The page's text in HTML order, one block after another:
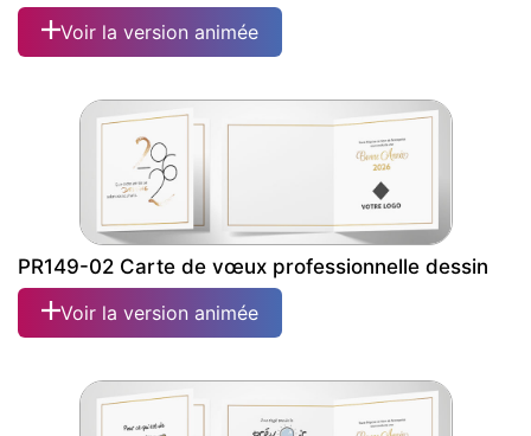
Voir la version animée
PR149-02 Carte de vœux professionnelle dessin
Voir la version animée